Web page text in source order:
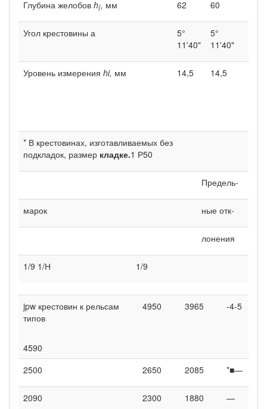
Глубина желобов h{, мм 62 60
Угол крестовины а
5°
11'40"
5°
11'40"
Уровень измерения hi, мм 14,5 14,5
* В крестовинах, изготавливаемых без
подкладок, размер кладке.1 Р50
Предель-
марок ные отк-
лонения
1/9 1/Н 1/9
jpw крестовин к рельсам
типов
4590
4950 3965 -4-5
2500 2650 2085 *■—
2090 2300 1880 —